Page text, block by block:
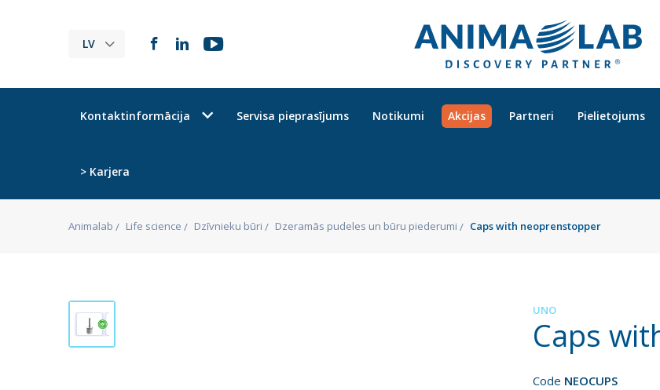
LV
Kontaktinformācija Servisa pieprasījums Notikumi Akcijas Partneri Pielietojums
> Karjera
Animalab Life science Dzīvnieku būri Dzeramās pudeles un būru piederumi Caps with neoprenstopper
UNO
Caps
Code NEOCUPS